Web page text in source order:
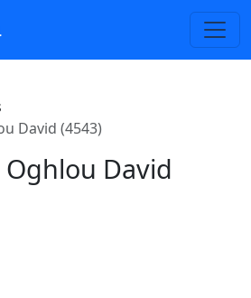
David (4543)
Oghlou David